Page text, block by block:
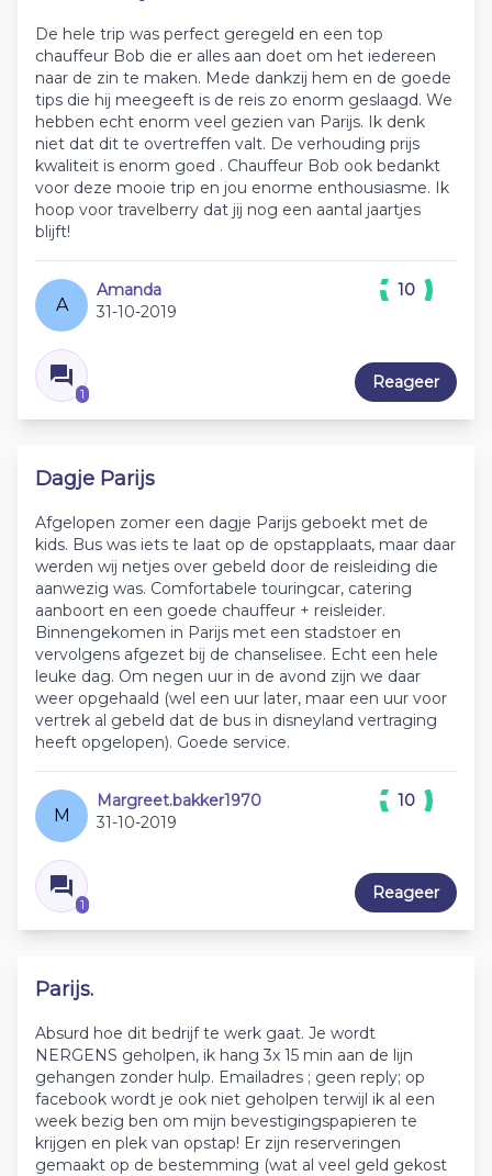
De hele trip was perfect geregeld en een top
chauffeur Bob die er alles aan doet om het iedereen
naar de zin te maken. Mede dankzij hem en de goede
tips die hij meegeeft is de reis zo enorm geslaagd. We
hebben echt enorm veel gezien van Parijs. Ik denk
niet dat dit te overtreffen valt. De verhouding prijs
kwaliteit is enorm goed . Chauffeur Bob ook bedankt
voor deze mooie trip en jou enorme enthousiasme. Ik
hoop voor travelberry dat jij nog een aantal jaartjes
blijft!
A
Amanda
31-10-2019
1
10
Reageer
Dagje Parijs
Afgelopen zomer een dagje Parijs geboekt met de
kids. Bus was iets te laat op de opstapplaats, maar daar
werden wij netjes over gebeld door de reisleiding die
aanwezig was. Comfortabele touringcar, catering
aanboort en een goede chauffeur + reisleider.
Binnengekomen in Parijs met een stadstoer en
vervolgens afgezet bij de chanselisee. Echt een hele
leuke dag. Om negen uur in de avond zijn we daar
weer opgehaald (wel een uur later, maar een uur voor
vertrek al gebeld dat de bus in disneyland vertraging
heeft opgelopen). Goede service.
M
Margreet.bakker1970
31-10-2019
1
10
Reageer
Parijs.
Absurd hoe dit bedrijf te werk gaat. Je wordt
NERGENS geholpen, ik hang 3x 15 min aan de lijn
gehangen zonder hulp. Emailadres ; geen reply; op
facebook wordt je ook niet geholpen terwijl ik al een
week bezig ben om mijn bevestigingspapieren te
krijgen en plek van opstap! Er zijn reserveringen
gemaakt op de bestemming (wat al veel geld gekost